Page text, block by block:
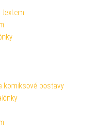
textem
komiksové postavy